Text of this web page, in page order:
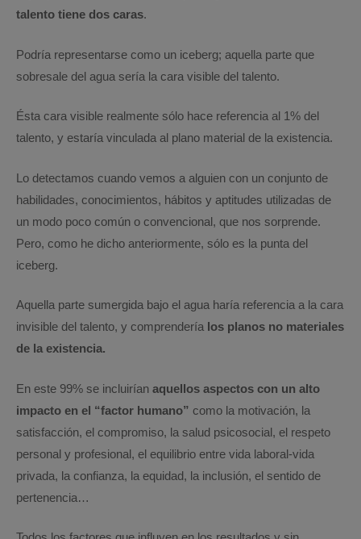
talento tiene dos caras.
Podría representarse como un iceberg; aquella parte que
sobresale del agua sería la cara visible del talento.
Ésta cara visible realmente sólo hace referencia al 1% del
talento, y estaría vinculada al plano material de la existencia.
Lo detectamos cuando vemos a alguien con un conjunto de
habilidades, conocimientos, hábitos y aptitudes utilizadas de
un modo poco común o convencional, que nos sorprende.
Pero, como he dicho anteriormente, sólo es la punta del
iceberg.
Aquella parte sumergida bajo el agua haría referencia a la cara
invisible del talento, y comprendería los planos no materiales
de la existencia.
En este 99% se incluirían aquellos aspectos con un alto
impacto en el “factor humano” como la motivación, la
satisfacción, el compromiso, la salud psicosocial, el respeto
personal y profesional, el equilibrio entre vida laboral-vida
privada, la confianza, la equidad, la inclusión, el sentido de
pertenencia…